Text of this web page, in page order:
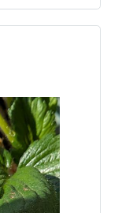
のところの暖
れ下がりそう
くれたかな？
した。生産者